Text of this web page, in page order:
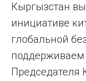
Кыргызстан
инициативе
глобальной
поддерживаем
Председателя